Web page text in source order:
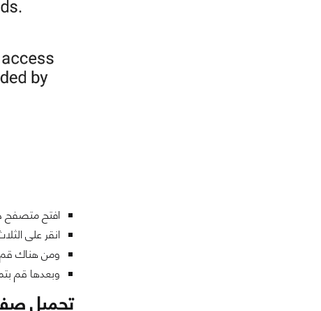
افتح متصفح
انقر على
ومن هناك قم
وبعدها قم
تحميل